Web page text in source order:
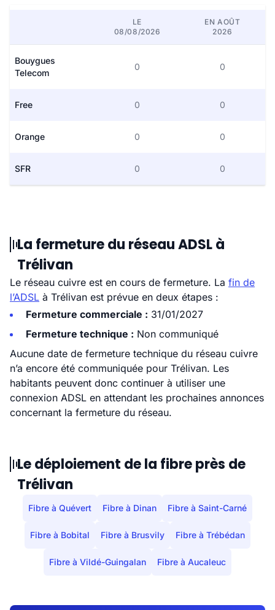
LE
08/08/2026
EN AOÛT
2026
Bouygues
Telecom
0 0
Free 0 0
Orange 0 0
SFR 0 0
La fermeture du réseau ADSL à
Trélivan
Le réseau cuivre est en cours de fermeture. La fin de
l’ADSL à Trélivan est prévue en deux étapes :
Fermeture commerciale : 31/01/2027
Fermeture technique : Non communiqué
Aucune date de fermeture technique du réseau cuivre
n’a encore été communiquée pour Trélivan. Les
habitants peuvent donc continuer à utiliser une
connexion ADSL en attendant les prochaines annonces
concernant la fermeture du réseau.
Le déploiement de la fibre près de
Trélivan
Fibre à Quévert Fibre à Dinan Fibre à Saint-Carné
Fibre à Bobital Fibre à Brusvily Fibre à Trébédan
Fibre à Vildé-Guingalan Fibre à Aucaleuc